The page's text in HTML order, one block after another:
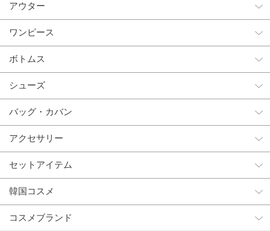
アウター
ワンピース
ボトムス
シューズ
バッグ・カバン
アクセサリー
セットアイテム
韓国コスメ
コスメブランド